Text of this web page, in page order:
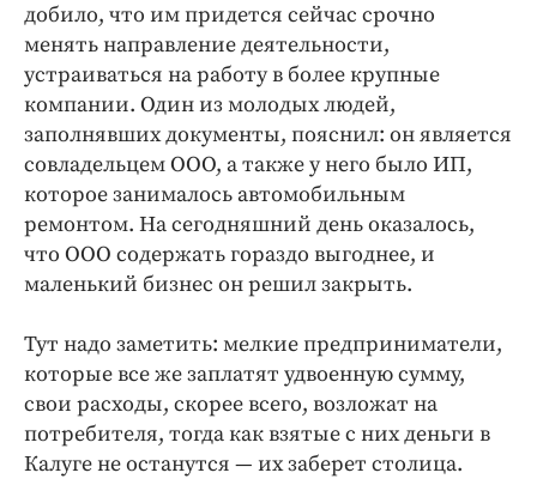
добило, что им придется сейчас срочно
менять направление деятельности,
устраиваться на работу в более крупные
компании. Один из молодых людей,
заполнявших документы, пояснил: он является
совладельцем ООО, а также у него было ИП,
которое занималось автомобильным
ремонтом. На сегодняшний день оказалось,
что ООО содержать гораздо выгоднее, и
маленький бизнес он решил закрыть.
Тут надо заметить: мелкие предприниматели,
которые все же заплатят удвоенную сумму,
свои расходы, скорее всего, возложат на
потребителя, тогда как взятые с них деньги в
Калуге не останутся — их заберет столица.